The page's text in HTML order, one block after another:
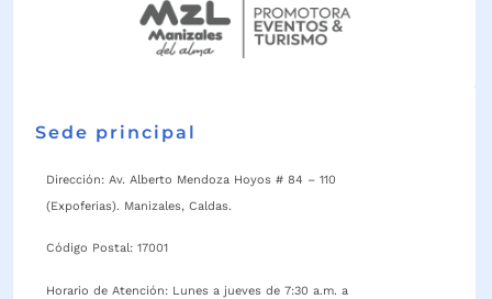
Sede principal
Dirección: Av. Alberto Mendoza Hoyos # 84 – 110
(Expoferias). Manizales, Caldas.
Código Postal: 17001
Horario de Atención: Lunes a jueves de 7:30 a.m. a